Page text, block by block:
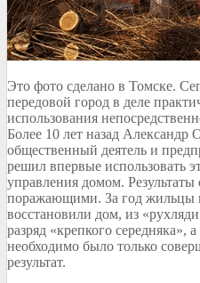
Это фото сделано в Томске.
передовой город в деле
использования
Более 10 лет назад Александр
общественный деятель и
решил впервые использовать
управления домом. Результаты
поражающими. За год жильцы
восстановили дом, из
разряд «крепкого середняка»,
необходимо было только
результат.